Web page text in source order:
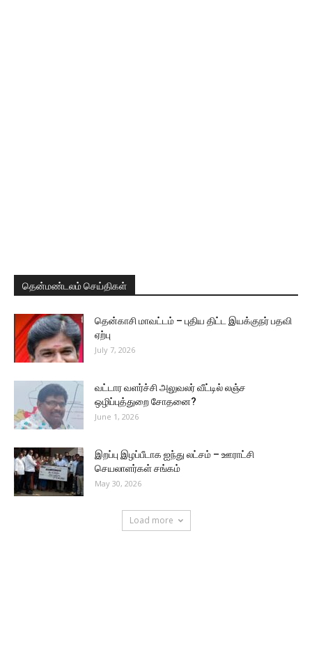
தென்மண்டலம் செய்திகள்
தென்காசி மாவட்டம் – புதிய திட்ட இயக்குநர் பதவி
ஏற்பு
July 7, 2026
வட்டார வளர்ச்சி அலுவலர் வீட்டில் லஞ்ச
ஒழிப்புத்துறை சோதனை?
June 1, 2026
இறப்பு இழப்பீடாக ஐந்து லட்சம் – ஊராட்சி
செயலாளர்கள் சங்கம்
May 30, 2026
Load more